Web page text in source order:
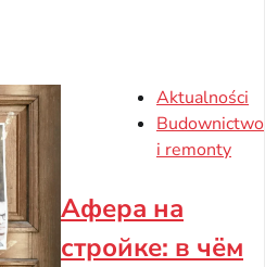
Aktualności
Budownictwo
i remonty
Афера на
стройке: в чём